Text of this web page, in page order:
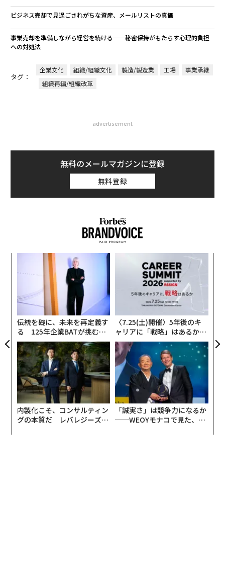
ビジネス売却で見過ごされがちな資産、メールリストの真価
事業売却を準備しながら経営を続ける──秘密保持がもたらす心理的負担
への対処法
タグ：
企業文化 組織/組織文化 製造/製造業 工場
事業承継
組織再編/組織改革
advertisement
無料のメールマガジンに登録
無料登録
伝統を礎に、未来を再定義す
る 125年企業BATが挑むス
モークレスな未来
〈7.25(土)開催〉5年後のキ
ャリアに「戦略」はあるか。
トップエグゼクティブのキャ
リアに触れる1日│CAREER S
UMMIT 2026
内製化こそ、コンサルティン
グの本質だ レバレジーズが
「誠実さ」は競争力になるか
──WEOYモナコで見た、く